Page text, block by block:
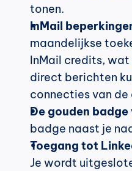
tonen.
InMail
maandelijkse
InMail credits,
direct berichten
connecties van
De gouden
badge naast je
Toegang tot
Je wordt